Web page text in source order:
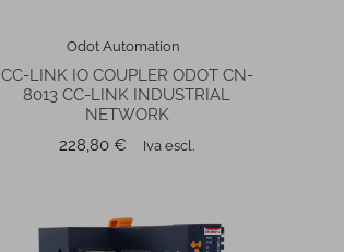
Odot Automation
CC-LINK IO COUPLER ODOT CN-
8013 CC-LINK INDUSTRIAL
NETWORK
Prezzo
228,80 € Iva escl.